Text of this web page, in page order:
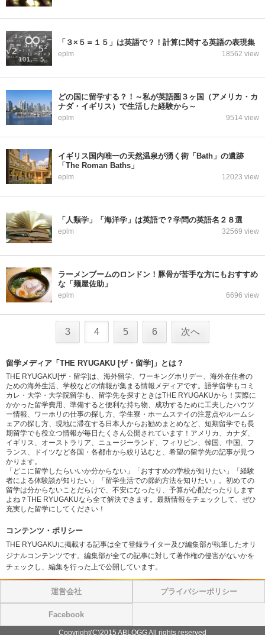
「３×５＝１５」は英語で？！計算に関する英語の表現集
eplm 18562 view
どの国に留学する？！～私が英語圏３ヶ国（アメリカ・カ
ナダ・イギリス）で生活した経験から～
eplm 9514 view
イギリス国内唯一の天然温泉が湧く街「Bath」の遺跡
「The Roman Baths」
eplm 12023 view
「人類学」「海洋学」は英語で？学問の英語名２８選
eplm 32569 view
ラーメンブームのロンドン！豚骨が苦手な方にもおすすめ
な「麺屋佐助」
eplm 6696 view
3 4 5 6 次へ
留学メディア「THE RYUGAKU [ザ・留学]」とは？
THE RYUGAKU[ザ・留学]は、海外留学、ワーキングホリデー、海外在住者の
ための海外生活、学校などの情報が集まる情報メディアです。語学留学もコミ
カレ・大学・大学院留学も、留学先を探すときはTHE RYUGAKUから！実際に
かかった留学費用、準備すると便利な持ち物、成功するために工夫したハウツ
ー情報、ワーホリの仕事の探し方、学生寮・ホームステイの注意点やルームシ
ェアの探し方、現地に滞在する日本人からお勧めまとめなど、短期留学でも長
期留学でも役立つ情報が毎日たくさん公開されています！アメリカ、カナダ、
イギリス、オーストラリア、ニュージーランド、フィリピン、韓国、中国、フ
ランス、ドイツなど各国・各都市から絞り込むと、希望の留学先の記事が見つ
かります。
「どこに留学したらいいか分からない」「おすすめの学校が知りたい」「経験
者による体験談が知りたい」「留学生活での節約方法を知りたい」。初めての
留学は分からないことだらけで、不安になったり、予算が心配だったりします
よね？THE RYUGAKUなら全て解決できます。最新情報をチェックして、ぜひ
充実した留学にしてください！
コンテンツ・ポリシー
THE RYUGAKUに掲載する記事は全て登録ライター及び編集部が執筆したオリ
ジナルコンテンツです。編集部が全ての記事に対して著作権の侵害がないかを
チェックし、編集を行った上で公開しています。
運営会社 プライバシーポリシー
Facebook
Copyright(C)2015 ABLOGG All rights reserved